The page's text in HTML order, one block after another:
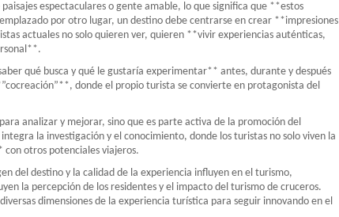
espectaculares o gente amable, lo que significa que **estos
por otro lugar, un destino debe centrarse en crear **impresiones
actuales no solo quieren ver, quieren **vivir experiencias auténticas,
qué busca y qué le gustaría experimentar** antes, durante y después
donde el propio turista se convierte en protagonista del
analizar y mejorar, sino que es parte activa de la promoción del
la investigación y el conocimiento, donde los turistas no solo viven la
otros potenciales viajeros.
del destino y la calidad de la experiencia influyen en el turismo,
la percepción de los residentes y el impacto del turismo de cruceros.
dimensiones de la experiencia turística para seguir innovando en el